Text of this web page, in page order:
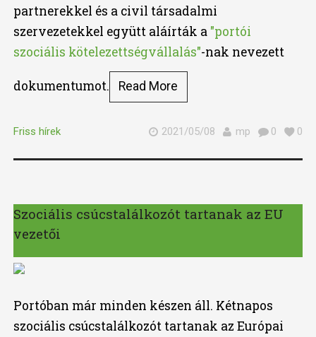
partnerekkel és a civil társadalmi
szervezetekkel együtt aláírták a "portói
szociális kötelezettségvállalás"-nak nevezett
dokumentumot. Read More
Friss hírek 2021/05/08 mp 0 0
Szociális csúcstalálkozót tartanak az EU
vezetői
Portóban már minden készen áll. Kétnapos
szociális csúcstalálkozót tartanak az Európai